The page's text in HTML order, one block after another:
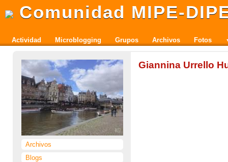
Comunidad MIPE-
Actividad Microblogging Grupos Archivos Fotos
Archivos
Blogs
Giannina Urrello